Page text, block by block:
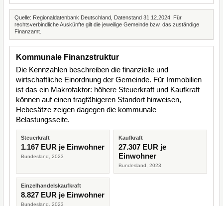
Quelle: Regionaldatenbank Deutschland, Datenstand 31.12.2024. Für
rechtsverbindliche Auskünfte gilt die jeweilige Gemeinde bzw. das zuständige
Finanzamt.
Kommunale Finanzstruktur
Die Kennzahlen beschreiben die finanzielle und
wirtschaftliche Einordnung der Gemeinde. Für Immobilien
ist das ein Makrofaktor: höhere Steuerkraft und Kaufkraft
können auf einen tragfähigeren Standort hinweisen,
Hebesätze zeigen dagegen die kommunale
Belastungsseite.
Steuerkraft
1.167 EUR je Einwohner
Bundesland, 2023
Kaufkraft
27.307 EUR je
Einwohner
Bundesland, 2023
Einzelhandelskaufkraft
8.827 EUR je Einwohner
Bundesland, 2023